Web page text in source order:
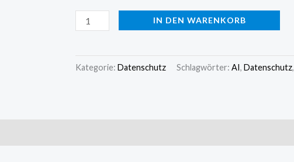
IN DEN WARENKORB
Kategorie: Datenschutz Schlagwörter: AI, Datenschutz,